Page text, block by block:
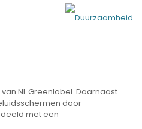
NL Greenlabel. Daarnaast
door
met een